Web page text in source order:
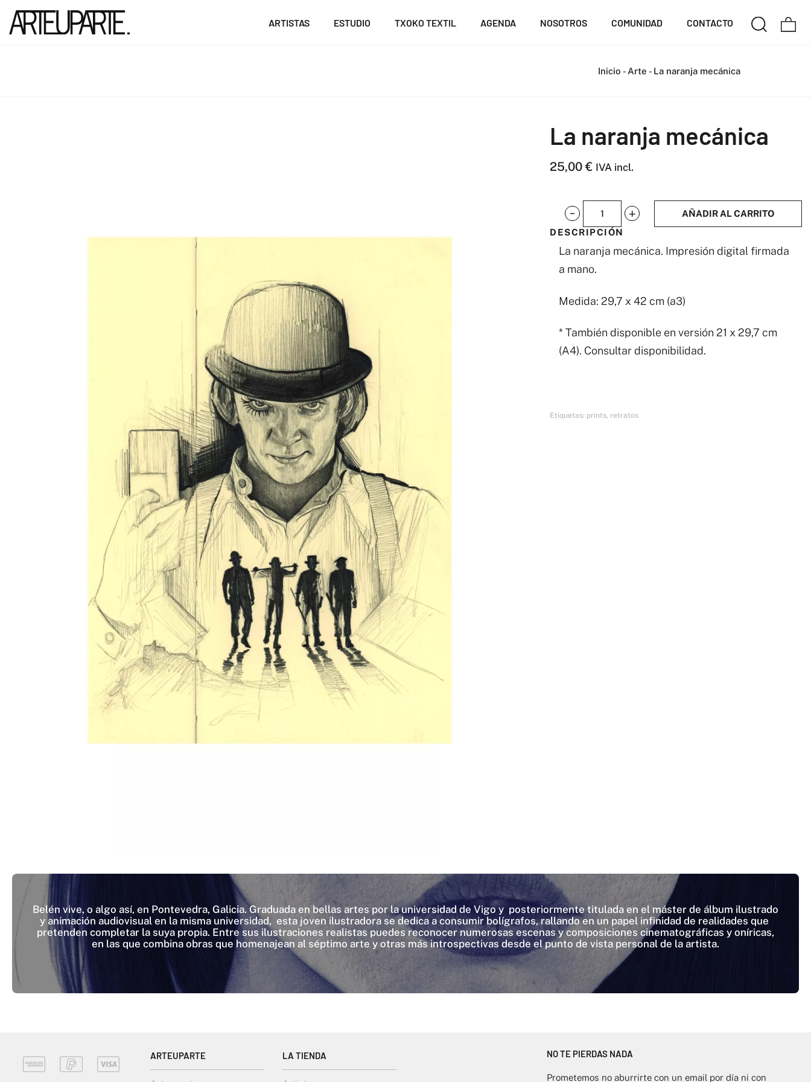
ARTISTAS ESTUDIO TXOKO TEXTIL AGENDA NOSOTROS COMUNIDAD CONTACTO
Inicio - Arte - La naranja mecánica
La naranja mecánica
25,00€ IVA incl.
La
naranja
mecánica
cantidad
AÑADIR AL CARRITO
DESCRIPCIÓN
La naranja mecánica. Impresión digital firmada
a mano.
Medida: 29,7 x 42 cm (a3)
* También disponible en versión 21 x 29,7 cm
(A4). Consultar disponibilidad.
Etiquetas: prints, retratos
Belén vive, o algo así, en Pontevedra, Galicia. Graduada en bellas artes por la universidad de Vigo y posteriormente titulada en el máster de álbum ilustrado
y animación audiovisual en la misma universidad, esta joven ilustradora se dedica a consumir bolígrafos, rallando en un papel infinidad de realidades que
pretenden completar la suya propia. Entre sus ilustraciones realistas puedes reconocer numerosas escenas y composiciones cinematográficas y oníricas,
en las que combina obras que homenajean al séptimo arte y otras más introspectivas desde el punto de vista personal de la artista.
ARTEUPARTE LA TIENDA NO TE PIERDAS NADA
Prometemos no aburrirte con un email por día ni con